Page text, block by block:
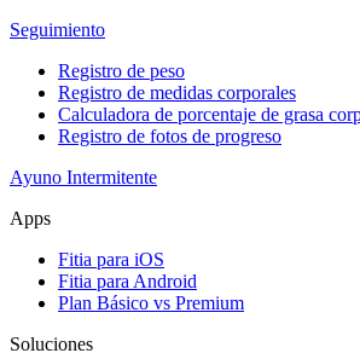
Seguimiento
Registro de peso
Registro de medidas corporales
Calculadora de porcentaje de grasa
Registro de fotos de progreso
Ayuno Intermitente
Apps
Fitia para iOS
Fitia para Android
Plan Básico vs Premium
Soluciones